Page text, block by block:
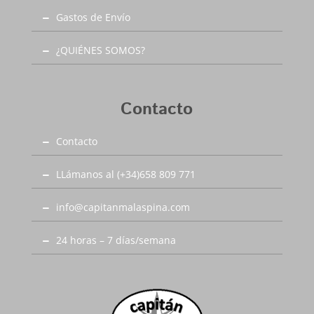
Gastos de Envío
¿QUIÉNES SOMOS?
Contacto
Contacto
LLámanos al (+34)658 809 771
info@capitanmalaspina.com
24 horas – 7 días/semana